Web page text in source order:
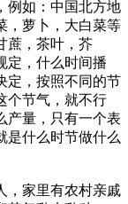
例如：中国北方地
，萝卜，大白菜等
蔗，茶叶，芥
，什么时间播
定，按照不同的节
个节气，就不行
产量，只有一个表
是什么时节做什么
，家里有农村亲戚